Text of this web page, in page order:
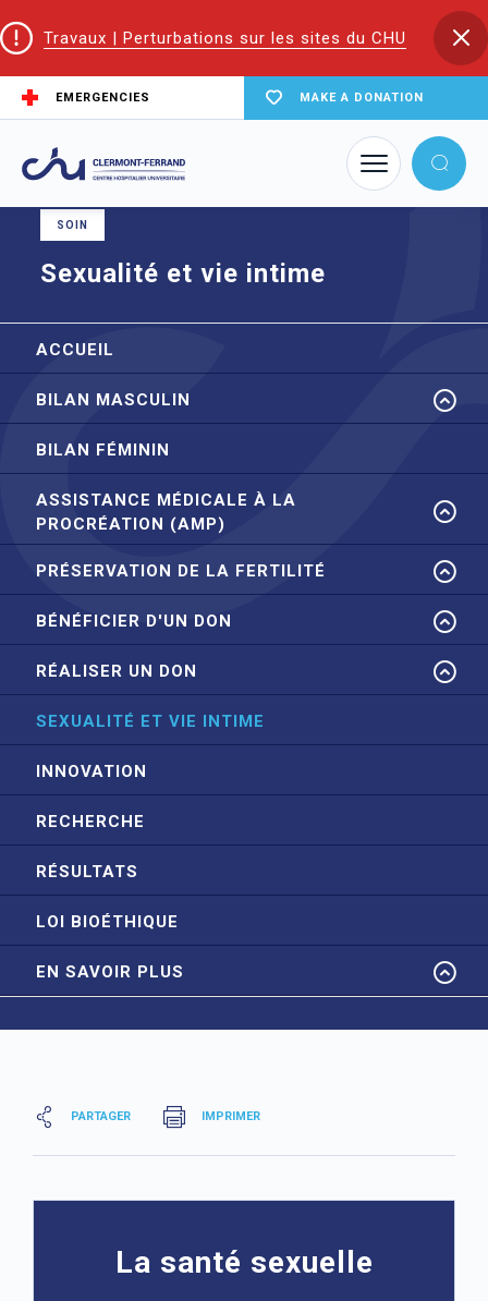
Travaux | Perturbations sur les sites du CHU
EMERGENCIES MAKE A DONATION
Home
SOIN
Sexualité et vie intime
ACCUEIL
BILAN MASCULIN
BILAN FÉMININ
ASSISTANCE MÉDICALE À LA
PROCRÉATION (AMP)
PRÉSERVATION DE LA FERTILITÉ
BÉNÉFICIER D'UN DON
RÉALISER UN DON
SEXUALITÉ ET VIE INTIME
INNOVATION
RECHERCHE
RÉSULTATS
LOI BIOÉTHIQUE
EN SAVOIR PLUS
PARTAGER IMPRIMER
La santé sexuelle